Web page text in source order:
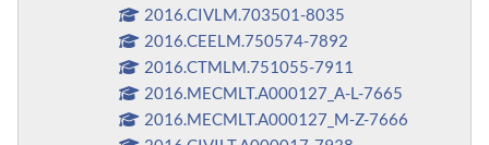
2016.CIVLM.703501-8035
2016.CEELM.750574-7892
2016.CTMLM.751055-7911
2016.MECMLT.A000127_A-L-7665
2016.MECMLT.A000127_M-Z-7666